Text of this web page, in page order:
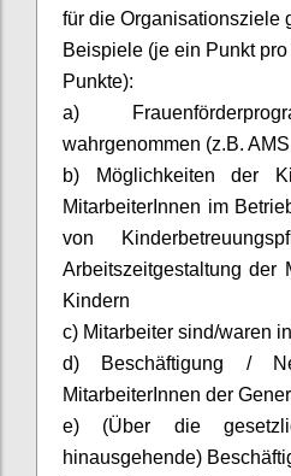
für die Organisationsziele
Beispiele (je ein Punkt
Punkte):
a)
wahrgenommen (z.B.
b) Möglichkeiten der
MitarbeiterInnen im
von
Arbeitszeitgestaltung der
Kindern
c) Mitarbeiter sind/waren
d) Beschäftigung /
MitarbeiterInnen der
e) (Über die
hinausgehende)